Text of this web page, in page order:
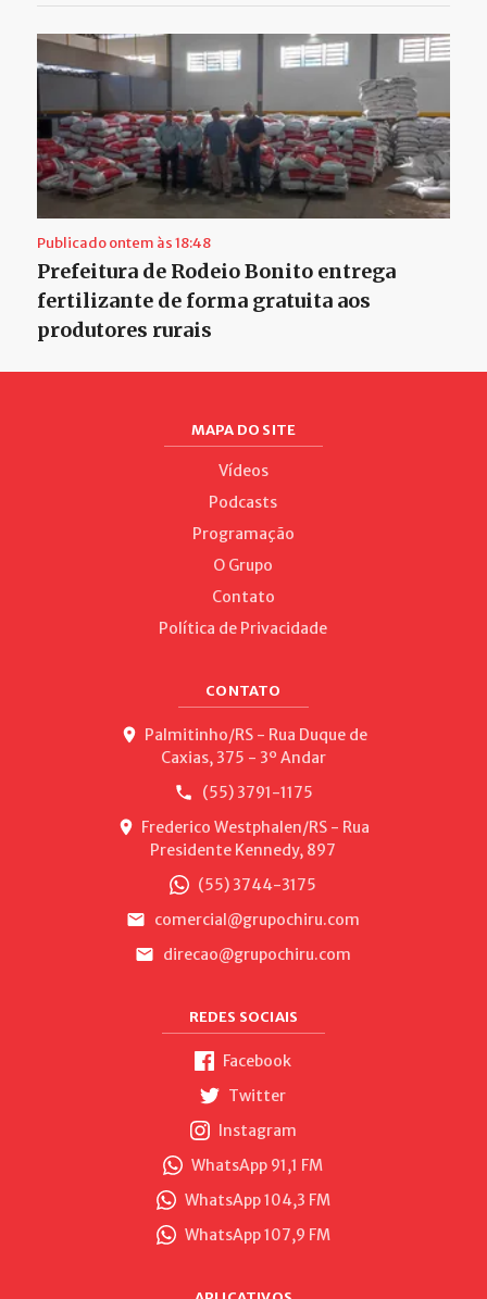
Publicado ontem às 18:48
Prefeitura de Rodeio Bonito entrega
fertilizante de forma gratuita aos
produtores rurais
MAPA DO SITE
Vídeos
Podcasts
Programação
O Grupo
Contato
Política de Privacidade
CONTATO
Palmitinho/RS - Rua Duque de
Caxias, 375 - 3º Andar
(55) 3791-1175
Frederico Westphalen/RS - Rua
Presidente Kennedy, 897
(55) 3744-3175
comercial@grupochiru.com
direcao@grupochiru.com
REDES SOCIAIS
Facebook
Twitter
Instagram
WhatsApp 91,1 FM
WhatsApp 104,3 FM
WhatsApp 107,9 FM